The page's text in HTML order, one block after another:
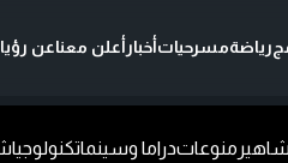
رياضةمسرحياتأخبارأعلن معناعن رؤيا
منوعاتدراما وسينماتكنولوجيا